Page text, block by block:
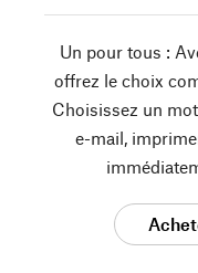
Un pour tous :
offrez le choix
Choisissez un
e-mail,